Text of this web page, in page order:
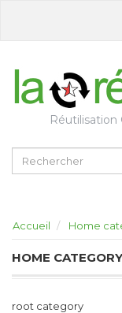
Réutilisation
Accueil Home
HOME CATEGORY
root category